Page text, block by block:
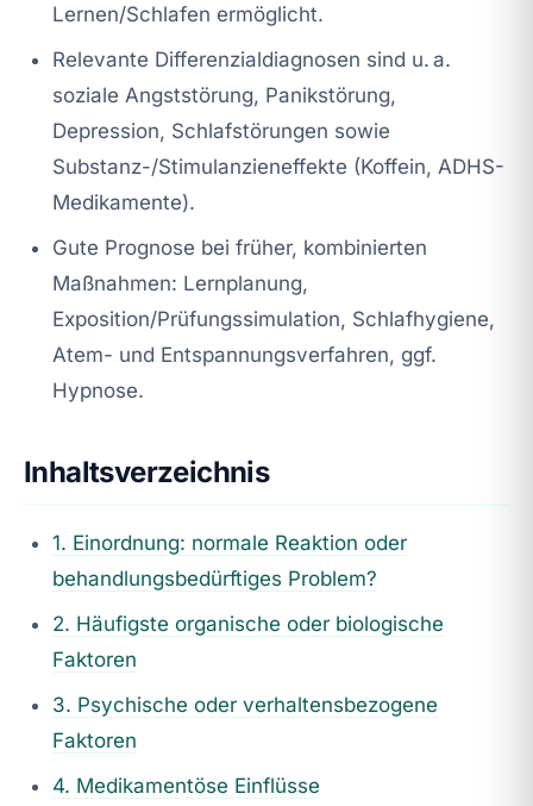
Lernen/Schlafen ermöglicht.
Relevante Differenzialdiagnosen sind u. a.
soziale Angststörung, Panikstörung,
Depression, Schlafstörungen sowie
Substanz-/Stimulanzieneffekte (Koffein, ADHS-
Medikamente).
Gute Prognose bei früher, kombinierten
Maßnahmen: Lernplanung,
Exposition/Prüfungssimulation, Schlafhygiene,
Atem- und Entspannungsverfahren, ggf.
Hypnose.
Inhaltsverzeichnis
1. Einordnung: normale Reaktion oder
behandlungsbedürftiges Problem?
2. Häufigste organische oder biologische
Faktoren
3. Psychische oder verhaltensbezogene
Faktoren
4. Medikamentöse Einflüsse